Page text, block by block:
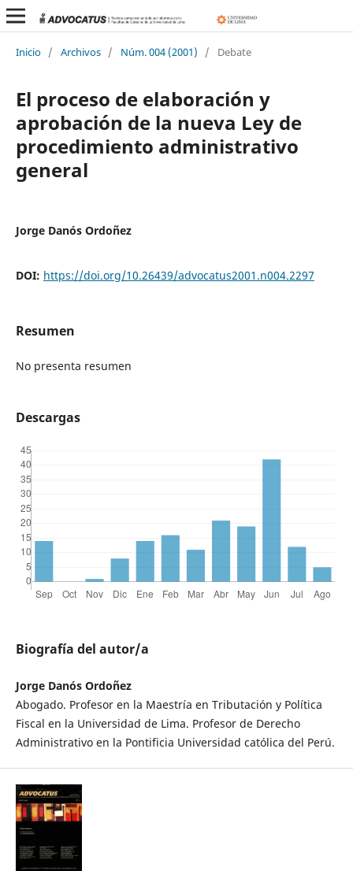
Inicio / Archivos / Núm. 004 (2001) / Debate
El proceso de elaboración y
aprobación de la nueva Ley de
procedimiento administrativo
general
Jorge Danós Ordoñez
DOI: https://doi.org/10.26439/advocatus2001.n004.2297
Resumen
No presenta resumen
Descargas
Biografía del autor/a
Jorge Danós Ordoñez
Abogado. Profesor en la Maestría en Tributación y Política
Fiscal en la Universidad de Lima. Profesor de Derecho
Administrativo en la Pontificia Universidad católica del Perú.